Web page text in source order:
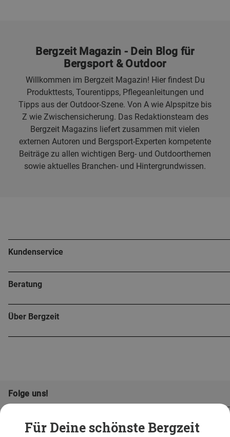
Für Deine schönste Bergzeit
Bergzeit Magazin - Dein Blog für
Bergsport & Outdoor
Willkommen im Bergzeit Magazin! Hier findest Du
Produkttests, Tourentipps, Pflegeanleitungen und
Tipps aus der Outdoor-Szene. Von A wie Alpspitze bis
Z wie Zwischensicherung. Das Redaktionsteam des
Bergzeit Magazins liefert zusammen mit vielen
externen Autoren und Bergsport-Experten kompetente
Beiträge zu allen wichtigen Berg- und Outdoorthemen
sowie aktuelles Branchen- und Hintergrundwissen.
Kundenservice
Beratung
Über Bergzeit
Folge uns!